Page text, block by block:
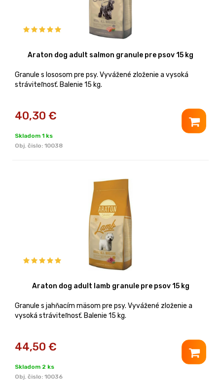
Araton dog adult salmon granule pre psov 15 kg
Granule s lososom pre psy. Vyvážené zloženie a vysoká
stráviteľnosť. Balenie 15 kg.
40,30 €
Skladom 1 ks
Obj. čislo: 10038
Araton dog adult lamb granule pre psov 15 kg
Granule s jahňacím mäsom pre psy. Vyvážené zloženie a
vysoká stráviteľnosť. Balenie 15 kg.
44,50 €
Skladom 2 ks
Obj. čislo: 10036